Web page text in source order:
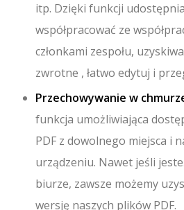
itp. Dzięki funkcji
współpracować ze
członkami zespołu,
zwrotne , łatwo edytuj i
Przechowywanie w
funkcja umożliwiająca
PDF z dowolnego miejsca i
urządzeniu. Nawet jeśli
biurze, zawsze możemy
wersję naszych plików PDF.